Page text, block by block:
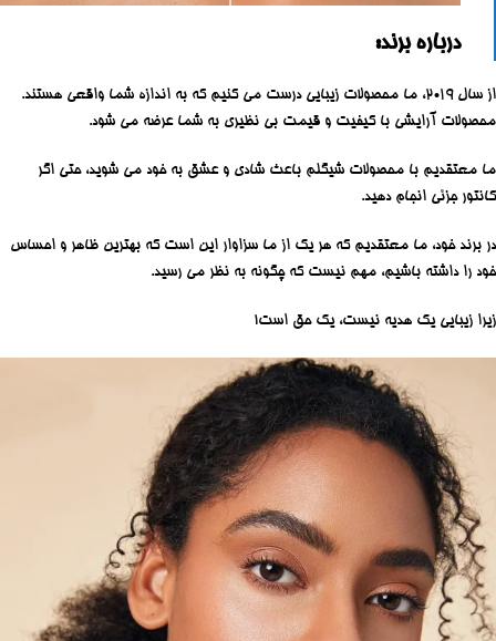
درباره برند:
از سال 2019، ما محصولات زیبایی درست می کنیم که به اندازه شما واقعی هستند.
محصولات آرایشی با کیفیت و قیمت بی نظیری به شما عرضه می شود.
ما معتقدیم با محصولات شیگلم باعث شادی و عشق به خود می شوید، حتی اگر
کانتور جزئی انجام دهید.
در برند خود، ما معتقدیم که هر یک از ما سزاوار این است که بهترین ظاهر و احساس
خود را داشته باشیم، مهم نیست که چگونه به نظر می رسید.
زیرا زیبایی یک هدیه نیست، یک حق است!